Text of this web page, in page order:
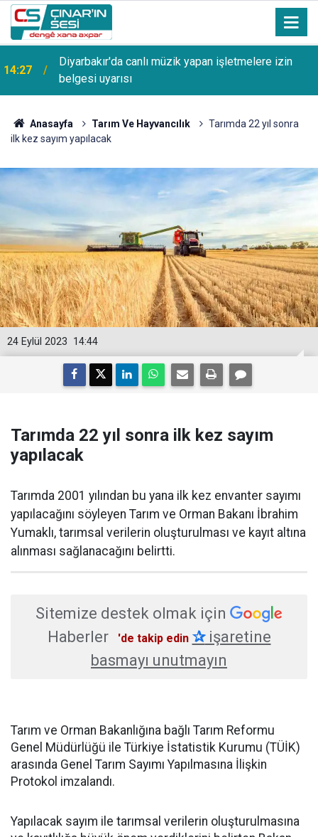
13:53 Şanlıurfa Bozova'da aranan hükümlü yakalandı
Anasayfa Tarım Ve Hayvancılık
Tarımda 22 yıl sonra
ilk kez sayım yapılacak
14:44
24 Eylül 2023
Tarımda 22 yıl sonra ilk kez sayım
yapılacak
Tarımda 2001 yılından bu yana ilk kez envanter sayımı
yapılacağını söyleyen Tarım ve Orman Bakanı İbrahim
Yumaklı, tarımsal verilerin oluşturulması ve kayıt altına
alınması sağlanacağını belirtti.
Sitemize destek olmak için
Haberler
'de takip edin ✰işaretine
basmayı unutmayın
​Tarım ve Orman Bakanlığına bağlı Tarım Reformu
Genel Müdürlüğü ile Türkiye İstatistik Kurumu (TÜİK)
arasında Genel Tarım Sayımı Yapılmasına İlişkin
Protokol imzalandı.
Yapılacak sayım ile tarımsal verilerin oluşturulmasına